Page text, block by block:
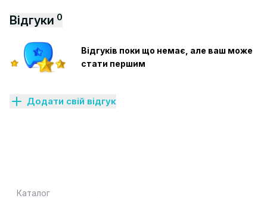
Відгуки 0
Відгуків поки що немає, але ваш може
стати першим
Додати свій відгук
Каталог